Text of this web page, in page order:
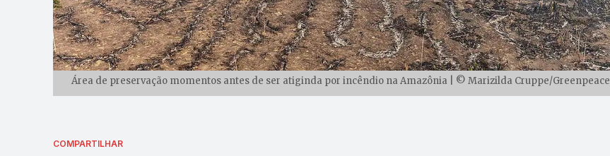
Área de preservação momentos antes de ser atiginda por incêndio na Amazônia | © Marizilda Cruppe/Greenpeace
COMPARTILHAR